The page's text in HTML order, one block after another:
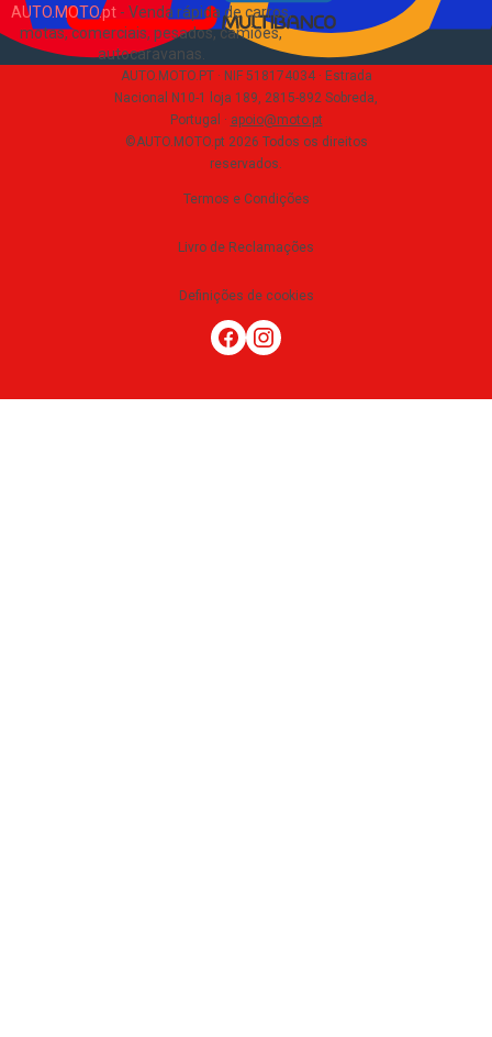
AUTO.MOTO.pt- Venda rápida de carros,
motas, comerciais, pesados, camiões,
autocaravanas
AUTO.MOTO.PT · NIF 518174034 · Estrada
Nacional N10-1 loja 189, 2815-892 Sobreda,
Portugal · apoio@moto.pt
©AUTO.MOTO.pt 2026 Todos os direitos
reservados.
Termos e Condições
Livro de Reclamações
Definições de cookies